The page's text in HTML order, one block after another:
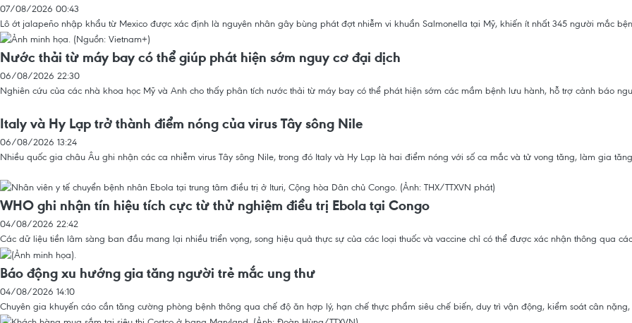
07/08/2026 00:43
Lô ớt jalapeño nhập khẩu từ Mexico được xác định là nguyên nhân gây bùng phát đợt nhiễm vi khuẩn Salmonella tại Mỹ, khiến ít nhất 345 người mắc
Nước thải từ máy bay có thể giúp phát hiện sớm nguy cơ đại dịch
06/08/2026 22:30
Nghiên cứu của các nhà khoa học Mỹ và Anh cho thấy phân tích nước thải từ máy bay có thể phát hiện sớm các mầm bệnh lưu hành, hỗ trợ cảnh báo
Italy và Hy Lạp trở thành điểm nóng của virus Tây sông Nile
06/08/2026 13:24
Nhiều quốc gia châu Âu ghi nhận các ca nhiễm virus Tây sông Nile, trong đó Italy và Hy Lạp là hai điểm nóng với số ca mắc và tử vong tăng, làm gia
WHO ghi nhận tín hiệu tích cực từ thử nghiệm điều trị Ebola tại Congo
04/08/2026 22:42
Các dữ liệu tiền lâm sàng ban đầu mang lại nhiều triển vọng, song hiệu quả thực sự của các loại thuốc và vaccine chỉ có thể được xác nhận thông qua
Báo động xu hướng gia tăng người trẻ mắc ung thư
04/08/2026 14:10
Chuyên gia khuyến cáo cần tăng cường phòng bệnh thông qua chế độ ăn hợp lý, hạn chế thực phẩm siêu chế biến, duy trì vận động, kiểm soát cân